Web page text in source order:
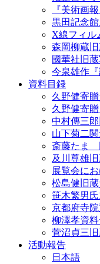
『美術画
黒田記念
X線フィル
森岡柳蔵
國華社旧
今泉雄作『
資料目録
久野健寄
久野健寄
中村傳三
山下菊二
斎藤たま
及川尊雄
展覧会に
松島健旧
笹木繁男
京都府寺
柳澤孝資
菅沼貞三
活動報告
日本語